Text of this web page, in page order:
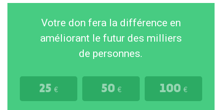
Votre don fera la différence en
améliorant le futur des milliers
de personnes.
25 € 50 € 100 €